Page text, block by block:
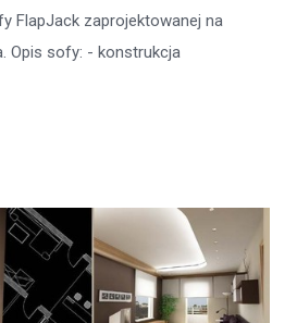
FlapJack zaprojektowanej na
Opis sofy: - konstrukcja